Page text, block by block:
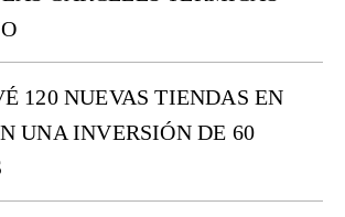
120 NUEVAS TIENDAS EN
UNA INVERSIÓN DE 60